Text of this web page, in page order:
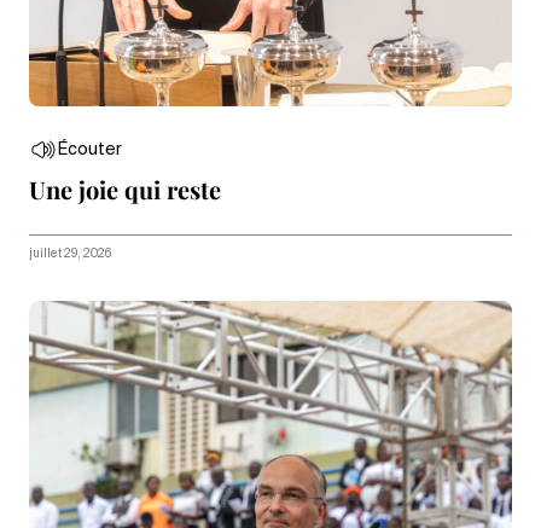
Écouter
Une joie qui reste
juillet 29, 2026